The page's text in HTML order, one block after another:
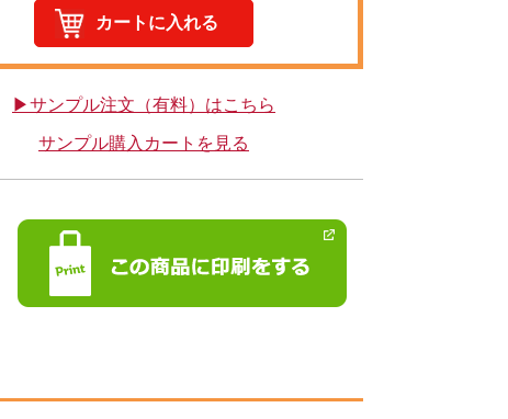
▶サンプル注文（有料）はこちら
サンプル購入カートを見る